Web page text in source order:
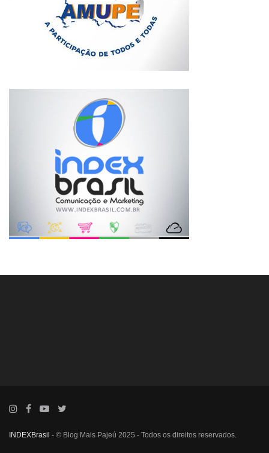
INDEXBrasil - © Blog Mais Pajeú 2025 - Todos os direitos reservados.